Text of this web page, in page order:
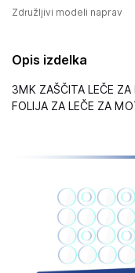
Združljivi modeli naprav
Opis izdelka
3MK ZAŠČITA LEČE
FOLIJA ZA LEČE ZA